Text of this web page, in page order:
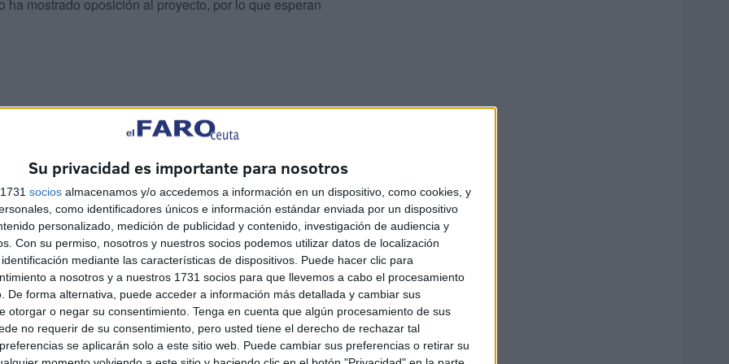
Su privacidad es importante para nosotros
socios almacenamos y/o accedemos a información en un dispositivo, como cookies, y
como identificadores únicos e información estándar enviada por un dispositivo
personalizado, medición de publicidad y contenido, investigación de audiencia y
Con su permiso, nosotros y nuestros socios podemos utilizar datos de localización
mediante las características de dispositivos. Puede hacer clic para
a nosotros y a nuestros 1731 socios para que llevemos a cabo el procesamiento
De forma alternativa, puede acceder a información más detallada y cambiar sus
otorgar o negar su consentimiento. Tenga en cuenta que algún procesamiento de sus
no requerir de su consentimiento, pero usted tiene el derecho de rechazar tal
se aplicarán solo a este sitio web. Puede cambiar sus preferencias o retirar su
mostrado oposición al proyecto, por lo que esperan
ocho títulos, nueve disposiciones transitorias,
y cuatro disposiciones finales.
hoteleros, de los apartamentos turísticos, de
como también de las agencias de viaje, las cafeterías y